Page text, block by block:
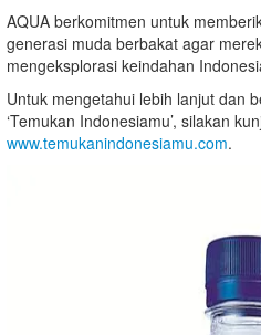
AQUA berkomitmen untuk
generasi muda berbakat agar
mengeksplorasi keindahan
Untuk mengetahui lebih lanjut dan
‘Temukan Indonesiamu’, silakan
www.temukanindonesiamu.com.